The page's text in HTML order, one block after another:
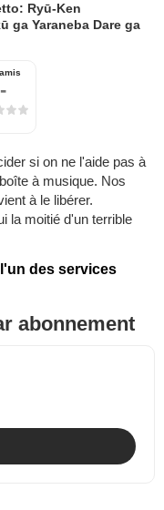
Ryū-Ken
ga Yaraneba Dare ga
si on ne l'aide pas à
à musique. Nos
à le libérer.
la moitié d'un terrible
des services
abonnement